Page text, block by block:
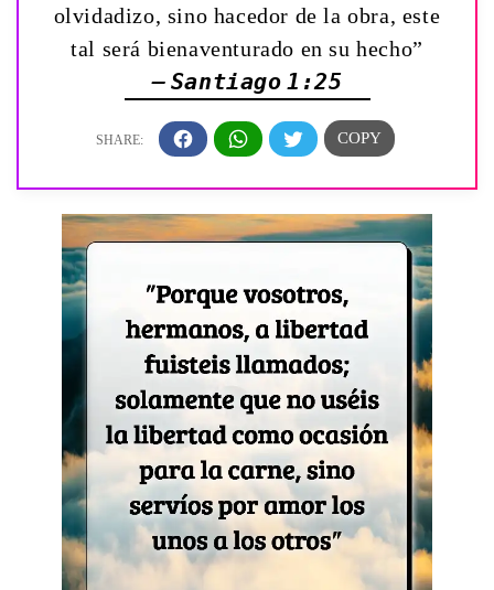
olvidadizo, sino hacedor de la obra, este
tal será bienaventurado en su hecho”
— Santiago 1:25